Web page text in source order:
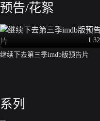
预告/花絮
1:32
继续下去第三季imdb版预告片
系列